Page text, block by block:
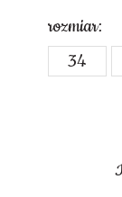
rozmiar:
34